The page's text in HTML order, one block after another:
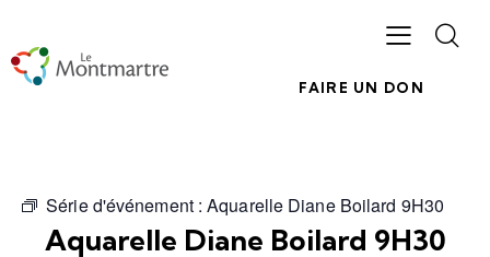
FAIRE UN DON
Série d'événement :Aquarelle Diane Boilard 9H30
Aquarelle Diane Boilard 9H30